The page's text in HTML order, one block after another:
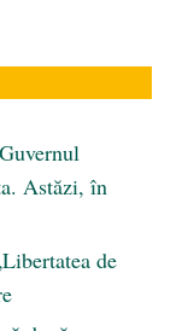
Astăzi, în
de